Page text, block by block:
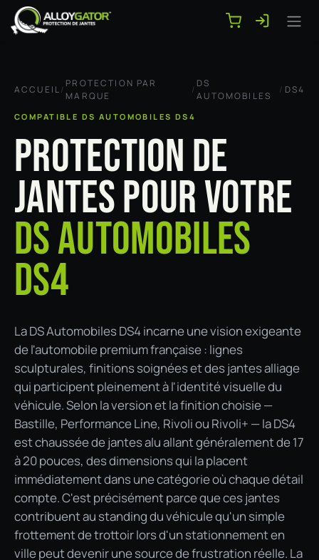
Se rendre au contenu
ACCUEIL/
PROTECTION PAR
MARQUE
/
DS
AUTOMOBILES
/ DS4
COMPATIBLE DS AUTOMOBILES DS4
PROTECTION DE
JANTES POUR VOTRE
DS AUTOMOBILES
DS4
La DS Automobiles DS4 incarne une vision exigeante
de l'automobile premium française : lignes
sculpturales, finitions soignées et des jantes alliage
qui participent pleinement à l'identité visuelle du
véhicule. Selon la version et la finition choisie —
Bastille, Performance Line, Rivoli ou Rivoli+ — la DS4
est chaussée de jantes alu allant généralement de 17
à 20 pouces, des dimensions qui la placent
immédiatement dans une catégorie où chaque détail
compte. C'est précisément parce que ces jantes
contribuent au standing du véhicule qu'un simple
frottement de trottoir lors d'un stationnement en
ville peut devenir une source de frustration réelle. La